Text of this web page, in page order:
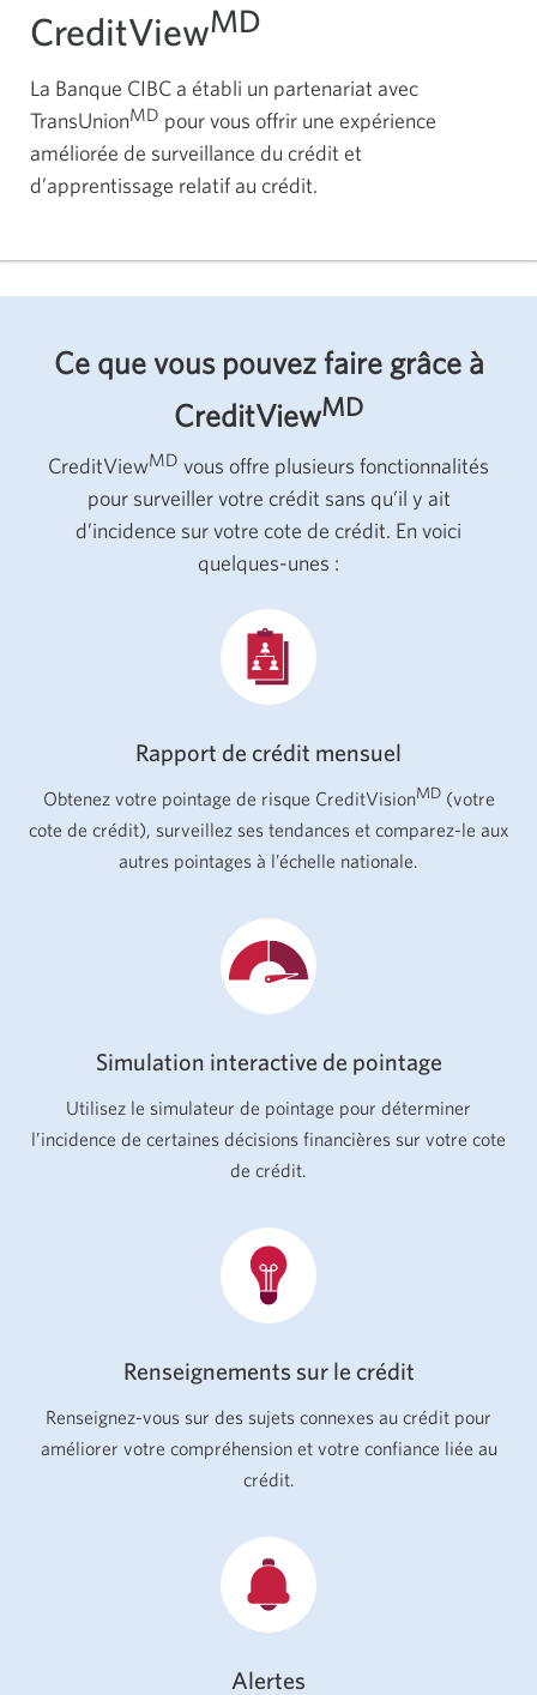
CreditViewMD
La Banque CIBC a établi un partenariat avec
TransUnionMD pour vous offrir une expérience
améliorée de surveillance du crédit et
d’apprentissage relatif au crédit.
Ce que vous pouvez faire grâce à
CreditViewMD
CreditViewMD vous offre plusieurs fonctionnalités
pour surveiller votre crédit sans qu’il y ait
d’incidence sur votre cote de crédit. En voici
quelques-unes :
Rapport de crédit mensuel
Obtenez votre pointage de risque CreditVisionMD(votre
cote de crédit), surveillez ses tendances et comparez-le aux
autres pointages à l’échelle nationale.
Simulation interactive de pointage
Utilisez le simulateur de pointage pour déterminer
l’incidence de certaines décisions financières sur votre cote
de crédit.
Renseignements sur le crédit
Renseignez-vous sur des sujets connexes au crédit pour
améliorer votre compréhension et votre confiance liée au
crédit.
Alertes